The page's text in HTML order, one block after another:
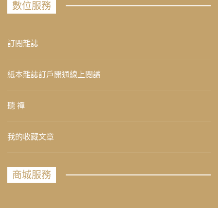
數位服務
訂閱雜誌
紙本雜誌訂戶開通線上閱讀
聽 禪
我的收藏文章
商城服務